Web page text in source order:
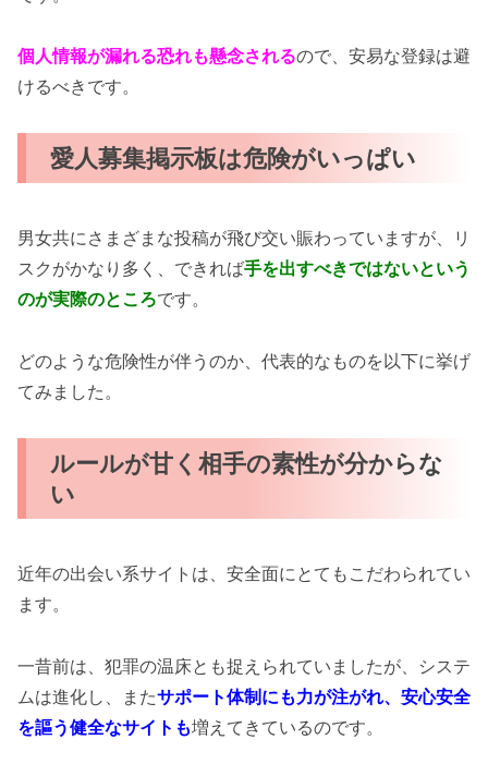
個人情報が漏れる恐れも懸念されるので、安易な登録は避
けるべきです。
愛人募集掲示板は危険がいっぱい
男女共にさまざまな投稿が飛び交い賑わっていますが、リ
スクがかなり多く、できれば手を出すべきではないという
のが実際のところです。
どのような危険性が伴うのか、代表的なものを以下に挙げ
てみました。
ルールが甘く相手の素性が分からな
い
近年の出会い系サイトは、安全面にとてもこだわられてい
ます。
一昔前は、犯罪の温床とも捉えられていましたが、システ
ムは進化し、またサポート体制にも力が注がれ、安心安全
を謳う健全なサイトも増えてきているのです。